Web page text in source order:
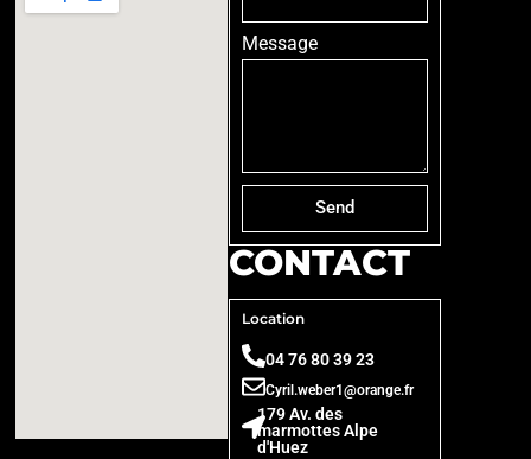
CONTACT
Location
04 76 80 39 23
Cyril.weber1@orange.fr
179 Av. des
marmottes Alpe
d'Huez
Message
Send